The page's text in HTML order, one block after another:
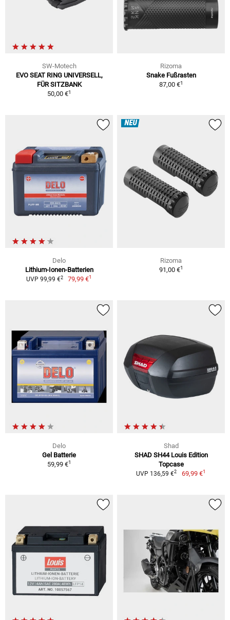
SW-Motech
EVO SEAT RING UNIVERSELL,
FÜR SITZBANK
50,00 €1
Rizoma
Snake Fußrasten
87,00 €1
Delo
Lithium-Ionen-Batterien
UVP 99,99 €2 79,99 €1
NEU
Rizoma
91,00 €1
Delo
Gel Batterie
59,99 €1
Shad
SHAD SH44 Louis Edition
Topcase
UVP 136,59 €2 69,99 €1